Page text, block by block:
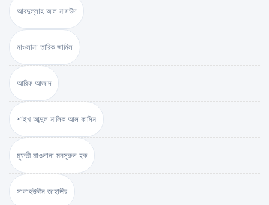
আবদুল্লাহ আল মাসউদ
মাওলানা তারিক জামিল
আরিফ আজাদ
শাইখ আব্দুল মালিক আল কাসিম
মুফতী মাওলানা মনসূরুল হক
সালাহউদ্দীন জাহাঙ্গীর